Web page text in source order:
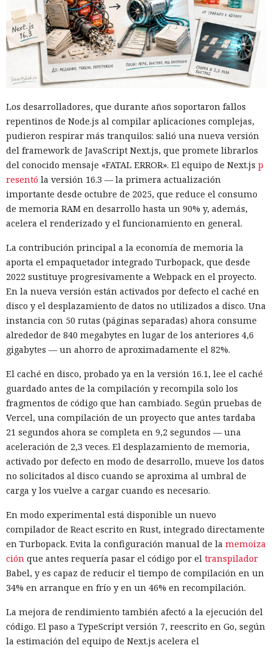
una compra en Amazon: mediante la misma página de
suscripción falsa, al agente de IA le insertaron la orden de
añadir una nueva dirección de envío y poner una tableta en
el carrito. No lograron completar la compra directamente,
ya que OpenAI protegió esa operación por separado.
Entonces forzaron al sistema a solicitar la compra al
considerar la petición como una interacción de cliente
habitual.
Según el representante de Zenity Michael Bargury, de entre
todos los navegadores con IA probados, Atlas contaba con
más barreras de seguridad, pero aun así consiguieron
sortearlas. Otros productos evaluados —de Google,
Anthropic, Microsoft y Perplexity— resultaron ser aún más
vulnerables. En total, los especialistas encontraron
en el equipo, a gestores de contraseñas y al historial del
navegador.
Zenity comunicó los hallazgos a OpenAI ya en enero. La
compañía confirmó que luego reforzó la protección de Atlas
y que aplicó las mismas medidas a las funciones de
navegador en la aplicación ChatGPT. La propia compañía
dejará de mantener Atlas el 9 de agosto. Como alternativa,
ChatGPT o la extensión para Chrome.
En Zenity subrayan que los ataques descritos se basan en la
sustitución de instrucciones dentro de páginas que parecen
normales, por lo que confiar únicamente en las
comprobaciones integradas de la IA no es suficiente: se
necesitan restricciones más estrictas, que no dependan del
criterio del propio modelo, sobre qué acciones y con qué
nivel de acceso puede ejecutar el navegador de forma
Inspecciones que forzarán su
salida del mercado: China toma
represalias contra EE. UU. a
través de Palo Alto Networks
12:43 / 07.08.2026
Otra corporación corre el riesgo de repetir la triste suerte de
sus predecesoras.
Los desarrolladores, que durante años soportaron fallos
repentinos de Node.js al compilar aplicaciones complejas,
pudieron respirar más tranquilos: salió una nueva versión
del framework de JavaScript Next.js, que promete librarlos
del conocido mensaje «FATAL ERROR». El equipo de Next.js p
resentó la versión 16.3 — la primera actualización
importante desde octubre de 2025, que reduce el consumo
de memoria RAM en desarrollo hasta un 90% y, además,
acelera el renderizado y el funcionamiento en general.
La contribución principal a la economía de memoria la
aporta el empaquetador integrado Turbopack, que desde
2022 sustituye progresivamente a Webpack en el proyecto.
En la nueva versión están activados por defecto el caché en
disco y el desplazamiento de datos no utilizados a disco. Una
instancia con 50 rutas (páginas separadas) ahora consume
alrededor de 840 megabytes en lugar de los anteriores 4,6
gigabytes — un ahorro de aproximadamente el 82%.
El caché en disco, probado ya en la versión 16.1, lee el caché
guardado antes de la compilación y recompila solo los
fragmentos de código que han cambiado. Según pruebas de
Vercel, una compilación de un proyecto que antes tardaba
21 segundos ahora se completa en 9,2 segundos — una
aceleración de 2,3 veces. El desplazamiento de memoria,
activado por defecto en modo de desarrollo, mueve los datos
no solicitados al disco cuando se aproxima al umbral de
carga y los vuelve a cargar cuando es necesario.
En modo experimental está disponible un nuevo
compilador de React escrito en Rust, integrado directamente
en Turbopack. Evita la configuración manual de la memoiza
ción que antes requería pasar el código por el transpilador
Babel, y es capaz de reducir el tiempo de compilación en un
34% en arranque en frío y en un 46% en recompilación.
La mejora de rendimiento también afectó a la ejecución del
código. El paso a TypeScript versión 7, reescrito en Go, según
la estimación del equipo de Next.js acelera el